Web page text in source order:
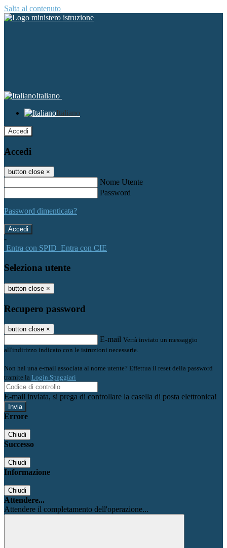
Salta al contenuto
Italiano
Italiano
Accedi
Accedi
button close ×
Nome Utente
Password
Password dimenticata?
-
Entra con SPID Entra con CIE
Seleziona utente
button close ×
Recupero password
button close ×
E-mail Verrà inviato un messaggio
all'indirizzo indicato con le istruzioni necessarie.
Non hai una e-mail associata al nome utente? Effettua il reset della password
tramite la Login Spaggiari
E-mail inviata, si prega di controllare la casella di posta elettronica!
Errore
Chiudi
Successo
Chiudi
Informazione
Chiudi
Attendere...
Attendere il completamento dell'operazione...